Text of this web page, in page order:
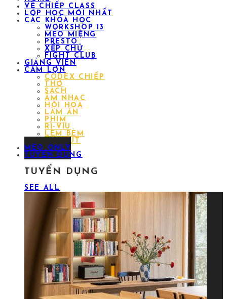
VỀ CHIẾP CLASS
LỚP HỌC MỚI NHẤT
CÁC KHÓA HỌC
WORKSHOP 13
MÉO MIỆNG
PRESTO
XẾP CHỮ
FIGHT CLUB
GIẢNG VIÊN
CÁM LỢN
CODEX CHIẾP
THƠ
SÁCH
ÂM NHẠC
HỘI HỌA
LÀM ĂN
PHIM
RÌ-VIU
LÈM BÈM
SỔ/ BÚT
MÉO ONLY
TUYỂN DỤNG
TUYỂN DỤNG
SEE ALL